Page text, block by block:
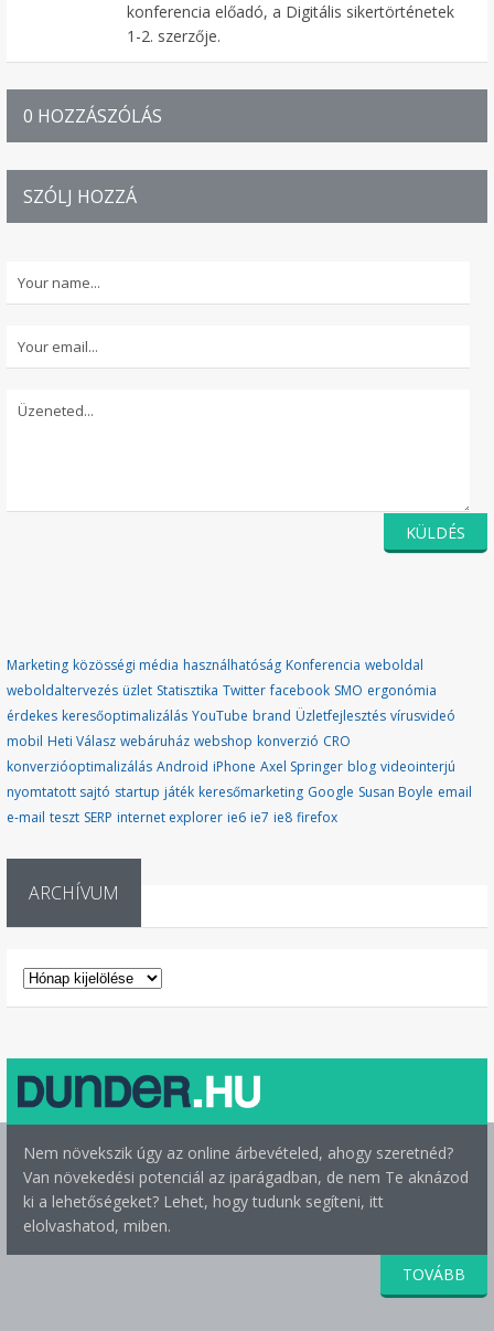
konferencia előadó, a Digitális sikertörténetek
1-2. szerzője.
0 HOZZÁSZÓLÁS
SZÓLJ HOZZÁ
Marketing közösségi média használhatóság Konferencia weboldal
weboldaltervezés üzlet Statisztika Twitter facebook SMO ergonómia
érdekes keresőoptimalizálás YouTube brand Üzletfejlesztés vírusvideó
mobil Heti Válasz webáruház webshop konverzió CRO
konverzióoptimalizálás Android iPhone Axel Springer blog videointerjú
nyomtatott sajtó startup játék keresőmarketing Google Susan Boyle email
e-mail teszt SERP internet explorer ie6 ie7 ie8 firefox
ARCHÍVUM
ARCHÍVUM
Nem növekszik úgy az online árbevételed, ahogy szeretnéd?
Van növekedési potenciál az iparágadban, de nem Te aknázod
ki a lehetőségeket? Lehet, hogy tudunk segíteni, itt
elolvashatod, miben.
TOVÁBB